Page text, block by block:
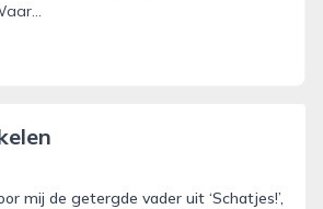
mij de getergde vader uit ‘Schatjes!’,